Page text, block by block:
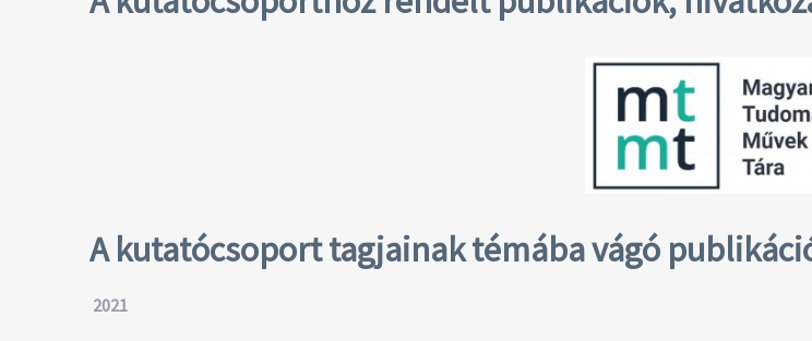
A kutatócsoport tagjainak témába vágó
2021